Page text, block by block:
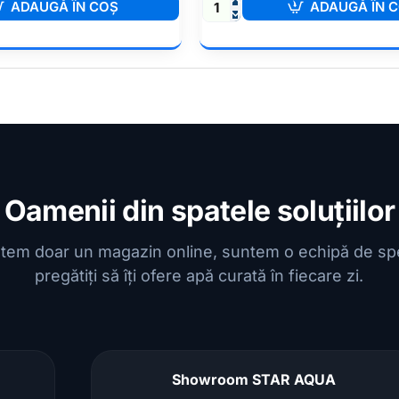
ADAUGĂ ÎN COŞ
Electrovalva
-
ADAUGĂ ÎN
Oamenii din spatele soluțiilor
doar un magazin online, suntem o echipă de
pregătiți să îți ofere apă curată în fiecare zi.
Showroom STAR AQUA